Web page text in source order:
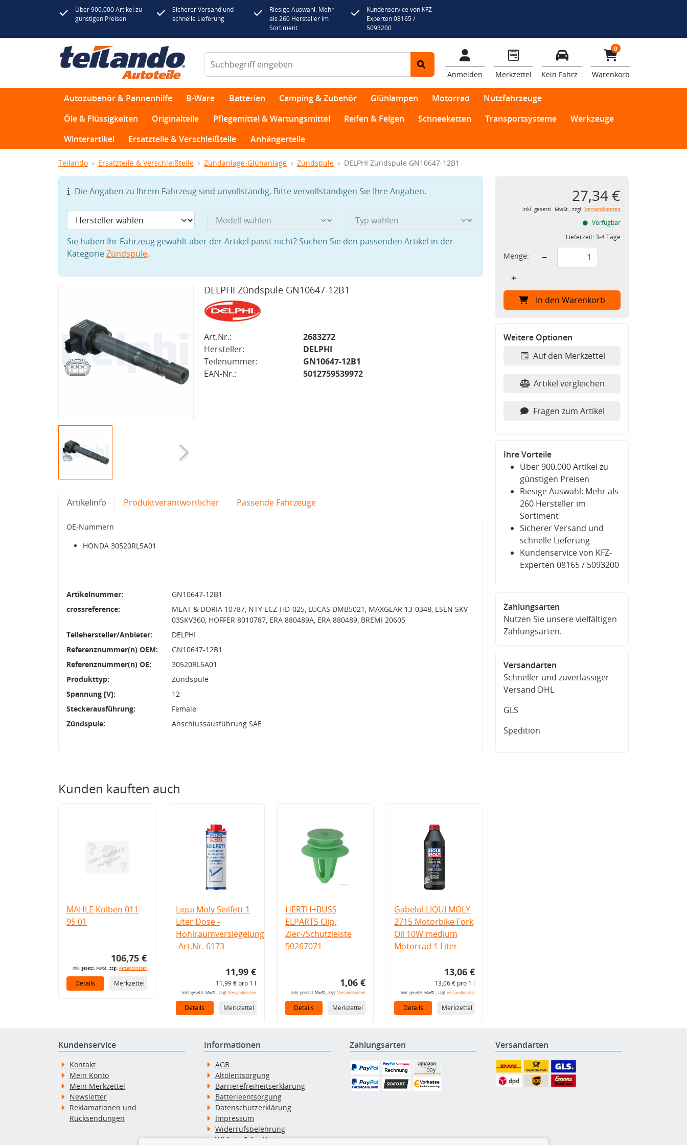
Über 900.000 Artikel zu
günstigen Preisen
Sicherer Versand und
schnelle Lieferung
Riesige Auswahl: Mehr
als 260 Hersteller im
Sortiment
Kundenservice von KFZ-
Experten 08165 /
5093200
Anmelden Merkzettel Kein Fahrzeug
0
Warenkorb
Autozubehör & Pannenhilfe B-Ware Batterien Camping & Zubehör Glühlampen Motorrad
Nutzfahrzeuge
Öle & Flüssigkeiten
Originalteile Pflegemittel & Wartungsmittel Reifen & Felgen Schneeketten Transportsysteme
Werkzeuge
Winterartikel
Ersatzteile & Verschleißteile Anhängerteile
Teilando Ersatzteile & Verschleißteile Zündanlage-Glühanlage Zündspule DELPHI Zündspule GN10647-12B1
Die Angaben zu Ihrem Fahrzeug sind unvollständig. Bitte vervollständigen Sie Ihre Angaben.
Sie haben Ihr Fahrzeug gewählt aber der Artikel passt nicht? Suchen Sie den passenden Artikel in der
KategorieZündspule.
DELPHI Zündspule GN10647-12B1
Art.Nr.:
2683272
Hersteller:
DELPHI
Teilenummer:
GN10647-12B1
EAN-Nr.:
5012759539972
Artikelinfo Produktverantwortlicher Passende Fahrzeuge
OE-Nummern
HONDA 30520RL5A01
Artikelnummer:
GN10647-12B1
crossreference:
MEAT & DORIA 10787, NTY ECZ-HD-025, LUCAS DMB5021, MAXGEAR 13-0348, ESEN SKV
03SKV360, HOFFER 8010787, ERA 880489A, ERA 880489, BREMI 20605
Teilehersteller/Anbieter:
DELPHI
Referenznummer(n) OEM:
GN10647-12B1
Referenznummer(n) OE:
30520RL5A01
Produkttyp:
Zündspule
Spannung [V]:
12
Steckerausführung:
Female
Zündspule:
Anschlussausführung SAE
Kunden kauften auch
MAHLE Kolben 011
95 01
106,75 €
inkl. gesetzl. MwSt., zzgl.Versandkosten
Details Merkzettel
Liqui Moly Seilfett 1
Liter Dose -
Hohlraumversiegelung
-Art.Nr. 6173
11,99 €
11,99 € pro 1 l
inkl. gesetzl. MwSt., zzgl.Versandkosten
Details Merkzettel
HERTH+BUSS
ELPARTS Clip,
Zier-/Schutzleiste
50267071
1,06 €
inkl. gesetzl. MwSt., zzgl. Versandkosten
Details Merkzettel
Gabelöl LIQUI MOLY
2715 Motorbike Fork
Oil 10W medium
Motorrad 1 Liter
13,06 €
13,06 € pro 1 l
inkl. gesetzl. MwSt., zzgl. Versandkosten
Details Merkzettel
27,34 €
inkl. gesetzl. MwSt., zzgl. Versandkosten
Verfügbar
Lieferzeit:3-4 Tage
Menge:
−
+
In den Warenkorb
Weitere Optionen
Auf den Merkzettel
Artikel vergleichen
Fragen zum Artikel
Ihre Vorteile
Über 900.000 Artikel zu
günstigen Preisen
Riesige Auswahl: Mehr als
260 Hersteller im
Sortiment
Sicherer Versand und
schnelle Lieferung
Kundenservice von KFZ-
Experten 08165 / 5093200
Zahlungsarten
Nutzen Sie unsere vielfältigen
Zahlungsarten.
Versandarten
Schneller und zuverlässiger
Versand DHL
GLS
Spedition
Kundenservice
Kontakt
Mein Konto
Mein Merkzettel
Newsletter
Reklamationen und
Rücksendungen
Informationen
AGB
Altölentsorgung
Barrierefreiheitserklärung
Batterieentsorgung
Datenschutzerklärung
Impressum
Widerrufsbelehrung
Widerruf des Vertrags
Zahlungsarten Versandarten